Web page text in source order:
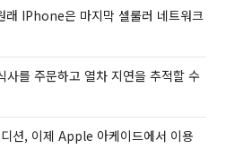
IPhone은 마지막 셀룰러 네트워크
를 주문하고 열차 지연을 추적할 수
션, 이제 Apple 아케이드에서 이용